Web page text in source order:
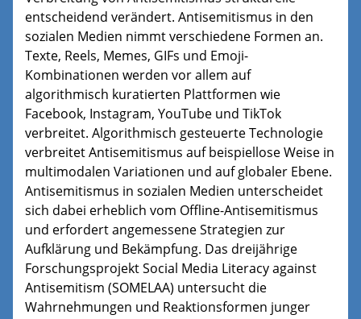
entscheidend verändert. Antisemitismus in den
sozialen Medien nimmt verschiedene Formen an.
Texte, Reels, Memes, GIFs und Emoji-
Kombinationen werden vor allem auf
algorithmisch kuratierten Plattformen wie
Facebook, Instagram, YouTube und TikTok
verbreitet. Algorithmisch gesteuerte Technologie
verbreitet Antisemitismus auf beispiellose Weise in
multimodalen Variationen und auf globaler Ebene.
Antisemitismus in sozialen Medien unterscheidet
sich dabei erheblich vom Offline-Antisemitismus
und erfordert angemessene Strategien zur
Aufklärung und Bekämpfung. Das dreijährige
Forschungsprojekt Social Media Literacy against
Antisemitism (SOMELAA) untersucht die
Wahrnehmungen und Reaktionsformen junger